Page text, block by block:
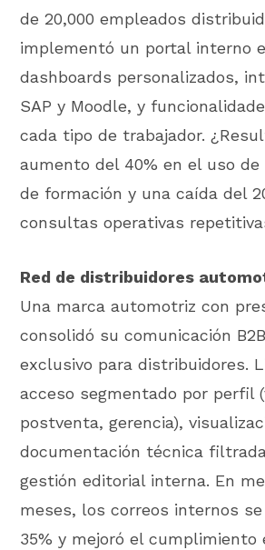
de 20,000 empleados
implementó un portal interno
dashboards personalizados,
SAP y Moodle, y
cada tipo de trabajador.
aumento del 40% en el uso
de formación y una caída del
consultas operativas
Red de distribuidores
Una marca automotriz con
consolidó su comunicación
exclusivo para distribuidores.
acceso segmentado por perfil
postventa, gerencia),
documentación técnica
gestión editorial interna. En
meses, los correos internos
35% y mejoró el cumplimiento